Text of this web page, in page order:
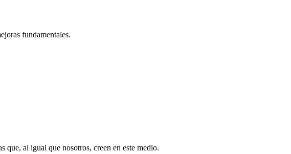
fundamentales.
que, al igual que nosotros, creen en este medio.